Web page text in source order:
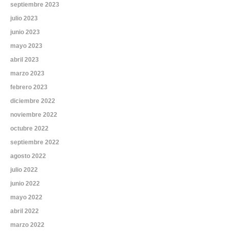
septiembre 2023
julio 2023
junio 2023
mayo 2023
abril 2023
marzo 2023
febrero 2023
diciembre 2022
noviembre 2022
octubre 2022
septiembre 2022
agosto 2022
julio 2022
junio 2022
mayo 2022
abril 2022
marzo 2022